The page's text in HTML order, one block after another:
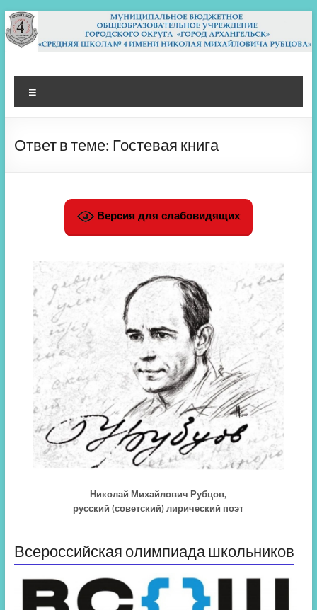
Перейти
к
содержимому
МБОУ СШ 4
Архангельск
Ответ в теме: Гостевая книга
Версия для слабовидящих
Николай Михайлович Рубцов,
русский (советский) лирический поэт
Всероссийская олимпиада школьников